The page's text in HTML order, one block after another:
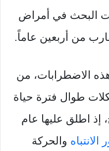
البحث في أمراض
من أربعين عاماً.
الاضطرابات، من
طوال فترة حياة
إذ اطلق عليها عام
والحركة